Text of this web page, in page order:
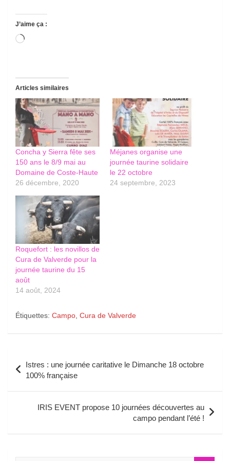
J’aime ça :
Chargement…
Articles similaires
Concha y Sierra fête ses
150 ans le 8/9 mai au
Domaine de Coste-Haute
26 décembre, 2020
Méjanes organise une
journée taurine solidaire
le 22 octobre
24 septembre, 2023
Roquefort : les novillos de
Cura de Valverde pour la
journée taurine du 15
août
14 août, 2024
Étiquettes: Campo Cura de Valverde
de
l’article
Istres : une journée caritative le Dimanche 18 octobre
100% française
IRIS EVENT propose 10 journées découvertes au
campo pendant l’été !